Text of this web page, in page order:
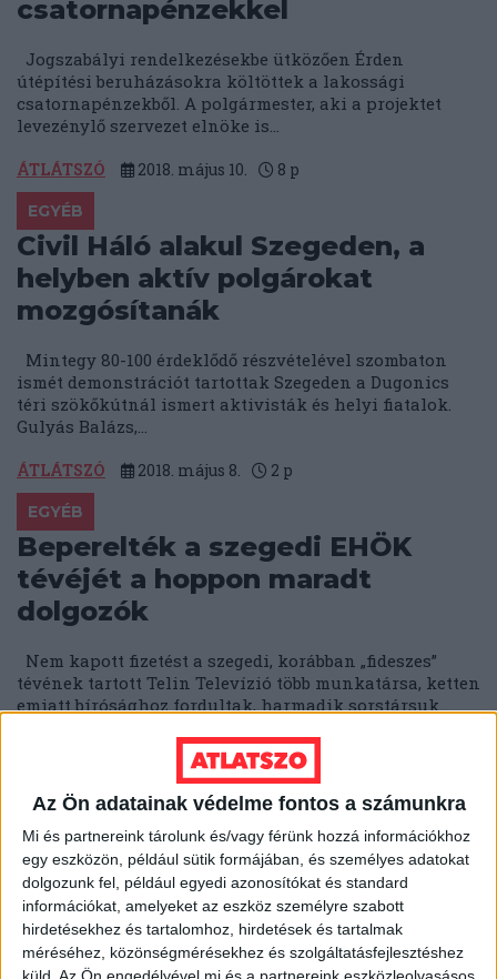
Az Ön adatainak védelme fontos a számunkra
Mi és partnereink tárolunk és/vagy férünk hozzá információkhoz
egy eszközön, például sütik formájában, és személyes adatokat
dolgozunk fel, például egyedi azonosítókat és standard
információkat, amelyeket az eszköz személyre szabott
hirdetésekhez és tartalomhoz, hirdetések és tartalmak
méréséhez, közönségmérésekhez és szolgáltatásfejlesztéshez
küld. Az Ön engedélyével mi és a partnereink eszközleolvasásos
csatornapénzekkel
Jogszabályi rendelkezésekbe ütközően Érden
útépítési beruházásokra költöttek a lakossági
csatornapénzekből. A polgármester, aki a projektet
levezénylő szervezet elnöke is...
ÁTLÁTSZÓ 2018. május 10. 8 p
EGYÉB
Civil Háló alakul Szegeden, a
helyben aktív polgárokat
mozgósítanák
Mintegy 80-100 érdeklődő részvételével szombaton
ismét demonstrációt tartottak Szegeden a Dugonics
téri szökőkútnál ismert aktivisták és helyi fiatalok.
Gulyás Balázs,...
ÁTLÁTSZÓ 2018. május 8. 2 p
EGYÉB
Beperelték a szegedi EHÖK
tévéjét a hoppon maradt
dolgozók
Nem kapott fizetést a szegedi, korábban „fideszes”
tévének tartott Telin Televízió több munkatársa, ketten
emiatt bírósághoz fordultak, harmadik sorstársuk...
2018. május 8. 6p
EGYÉB
Méterenként 41 ezer forintba
kerül a kormány által megígért
ingyenes csatornabekötés
Díjmentessé válnak a közműcsatlakozások a
lakosságnak és a kisvállalkozásoknak 2017. július 1-